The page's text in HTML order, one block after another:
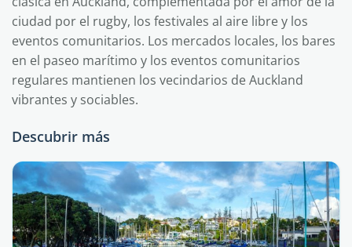
ciudad por el rugby, los festivales al aire libre y los
eventos comunitarios. Los mercados locales, los bares
en el paseo marítimo y los eventos comunitarios
regulares mantienen los vecindarios de Auckland
vibrantes y sociables.
Descubrir más